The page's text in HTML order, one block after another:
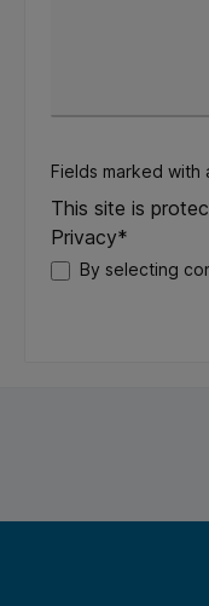
Fields marked
This site is
Privacy*
By selecting